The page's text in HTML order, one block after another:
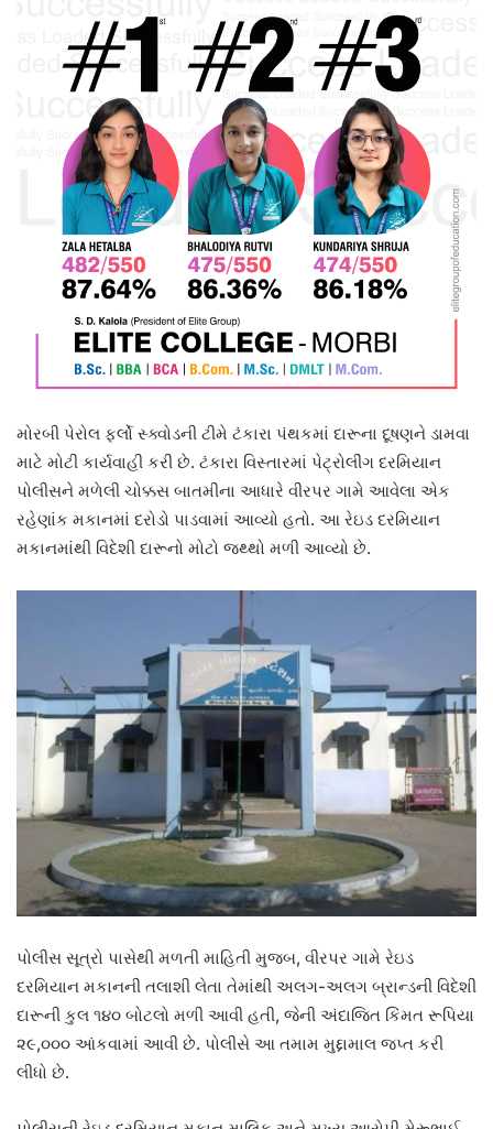
મોરબી પેરોલ ફર્લો સ્ક્વોડની ટીમે ટંકારા પંથકમાં દારૂના દૂષણને ડામવા
માટે મોટી કાર્યવાહી કરી છે. ટંકારા વિસ્તારમાં પેટ્રોલીંગ દરમિયાન
પોલીસને મળેલી ચોક્કસ બાતમીના આધારે વીરપર ગામે આવેલા એક
રહેણાંક મકાનમાં દરોડો પાડવામાં આવ્યો હતો. આ રેઇડ દરમિયાન
મકાનમાંથી વિદેશી દારૂનો મોટો જથ્થો મળી આવ્યો છે.
પોલીસ સૂત્રો પાસેથી મળતી માહિતી મુજબ, વીરપર ગામે રેઇડ
દરમિયાન મકાનની તલાશી લેતા તેમાંથી અલગ-અલગ બ્રાન્ડની વિદેશી
દારૂની કુલ ૧૪૦ બોટલો મળી આવી હતી, જેની અંદાજિત કિંમત રૂપિયા
૨૯,૦૦૦ આંકવામાં આવી છે. પોલીસે આ તમામ મુદ્દામાલ જપ્ત કરી
લીધો છે.